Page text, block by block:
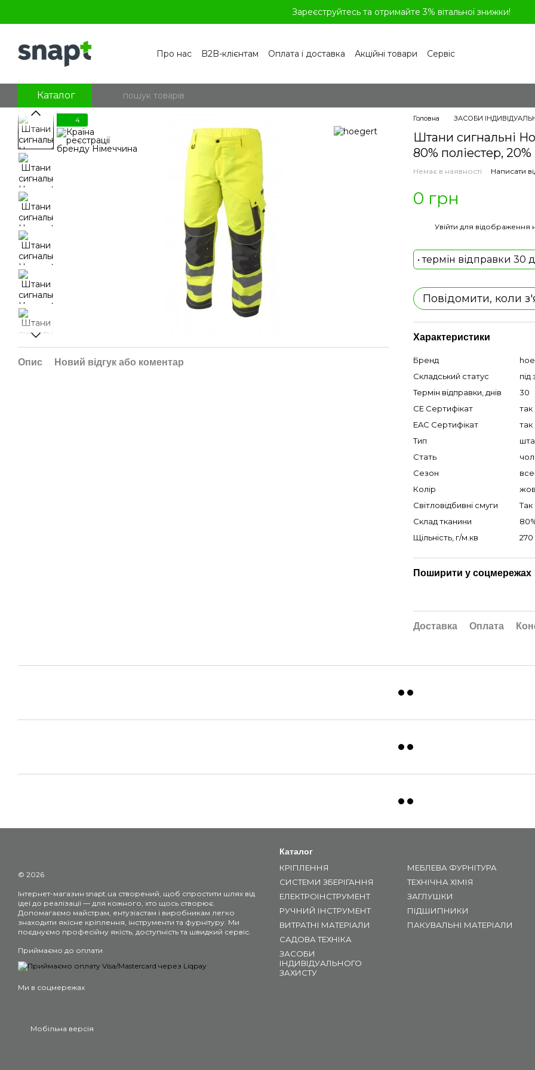
Зареєструйтесь та отримайте 3% вітальної знижки!
Про нас B2B-клієнтам Оплата і доставка Акційні товари
Сервіс
Блог
Каталог
4
Опис Новий відгук або коментар
Головна ЗАСОБИ
Штани сигнальні
80% поліестер,
Немає в наявності Написати
0 грн
Увійти для відображення
• термін відправки 30
Повідомити, коли
Характеристики
Бренд
Складський статус
Термін відправки, днів
30
CE Сертифікат
так
EAC Сертифікат
так
Тип
Стать
Сезон
Колір
Світловідбивні смуги
Так
Склад тканини
Щільність, г/м.кв
270
Поширити у соцмережах
Доставка Оплата
© 2026
Інтернет-магазин snapt.ua створений, щоб спростити шлях від
ідеї до реалізації — для кожного, хто щось створює.
Допомагаємо майстрам, ентузіастам і виробникам легко
знаходити якісне кріплення, інструменти та фурнітуру. Ми
поєднуємо професійну якість, доступність та швидкий сервіс.
Приймаємо до оплати
Ми в соцмережах
Мобільна версія
Каталог
КРІПЛЕННЯ
СИСТЕМИ ЗБЕРІГАННЯ
ЕЛЕКТРОІНСТРУМЕНТ
РУЧНИЙ ІНСТРУМЕНТ
ВИТРАТНІ МАТЕРІАЛИ
САДОВА ТЕХНІКА
ЗАСОБИ
ІНДИВІДУАЛЬНОГО
ЗАХИСТУ
МЕБЛЕВА ФУРНІТУРА
ТЕХНІЧНА ХІМІЯ
ЗАГЛУШКИ
ПІДШИПНИКИ
ПАКУВАЛЬНІ МАТЕРІАЛИ